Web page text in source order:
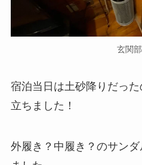
玄関
宿泊当日は土砂降りだっ
立ちました！
外履き？中履き？のサン